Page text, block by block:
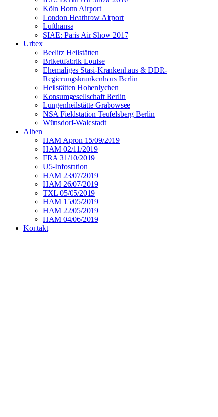
Köln Bonn Airport
London Heathrow Airport
Lufthansa
SIAE: Paris Air Show 2017
Urbex
Beelitz Heilstätten
Brikettfabrik Louise
Ehemaliges Stasi-Krankenhaus & DDR-
Regierungskrankenhaus Berlin
Heilstätten Hohenlychen
Konsumgesellschaft Berlin
Lungenheilstätte Grabowsee
NSA Fieldstation Teufelsberg Berlin
Wünsdorf-Waldstadt
Alben
HAM Apron 15/09/2019
HAM 02/11/2019
FRA 31/10/2019
U5-Infostation
HAM 23/07/2019
HAM 26/07/2019
TXL 05/05/2019
HAM 15/05/2019
HAM 22/05/2019
HAM 04/06/2019
Kontakt